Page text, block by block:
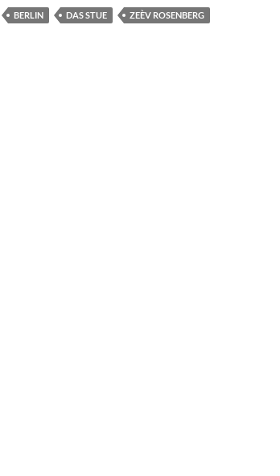
BERLIN DAS STUE ZEÈV ROSENBERG